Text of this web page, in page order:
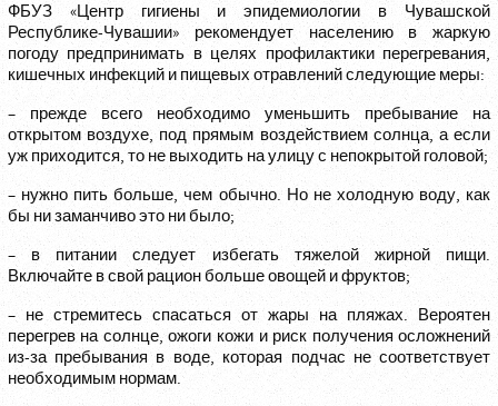
ФБУЗ «Центр гигиены и эпидемиологии в Чувашской
Республике-Чувашии» рекомендует населению в жаркую
погоду предпринимать в целях профилактики перегревания,
кишечных инфекций и пищевых отравлений следующие меры:
– прежде всего необходимо уменьшить пребывание на
открытом воздухе, под прямым воздействием солнца, а если
уж приходится, то не выходить на улицу с непокрытой головой;
– нужно пить больше, чем обычно. Но не холодную воду, как
бы ни заманчиво это ни было;
– в питании следует избегать тяжелой жирной пищи.
Включайте в свой рацион больше овощей и фруктов;
– не стремитесь спасаться от жары на пляжах. Вероятен
перегрев на солнце, ожоги кожи и риск получения осложнений
из-за пребывания в воде, которая подчас не соответствует
необходимым нормам.